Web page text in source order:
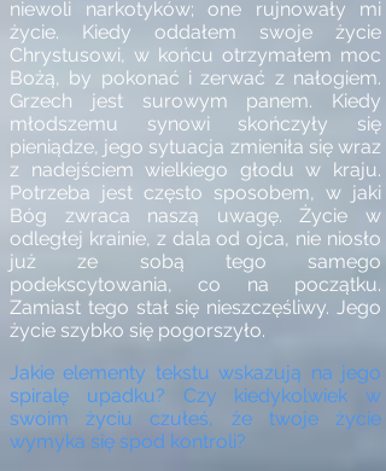
niewoli narkotyków; one rujnowały mi
życie. Kiedy oddałem swoje życie
Chrystusowi, w końcu otrzymałem moc
Bożą, by pokonać i zerwać z nałogiem.
Grzech jest surowym panem. Kiedy
młodszemu synowi skończyły się
pieniądze, jego sytuacja zmieniła się wraz
z nadejściem wielkiego głodu w kraju.
Potrzeba jest często sposobem, w jaki
Bóg zwraca naszą uwagę. Życie w
odległej krainie, z dala od ojca, nie niosło
już ze sobą tego samego
podekscytowania, co na początku.
Zamiast tego stał się nieszczęśliwy. Jego
życie szybko się pogorszyło.
Jakie elementy tekstu wskazują na jego
spiralę upadku? Czy kiedykolwiek w
swoim życiu czułeś, że twoje życie
wymyka się spod kontroli?